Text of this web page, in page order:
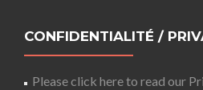
CONFIDENTIALITÉ /
Please click here to read our